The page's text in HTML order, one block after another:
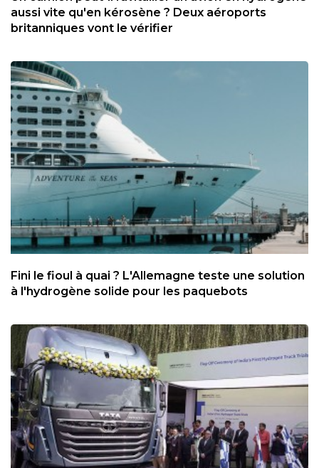
aussi vite qu'en kérosène ? Deux aéroports
britanniques vont le vérifier
Fini le fioul à quai ? L'Allemagne teste une solution
à l'hydrogène solide pour les paquebots